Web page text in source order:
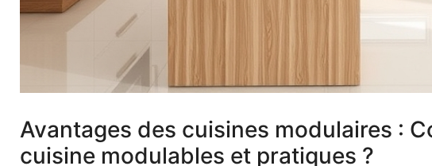
Avantages des cuisines modulaires :
cuisine modulables et pratiques ?